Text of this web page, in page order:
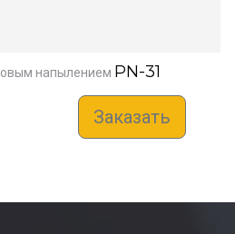
напылением PN-31
Заказать